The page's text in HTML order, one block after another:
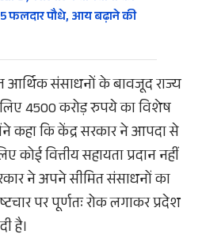
फलदार पौधे, आय बढ़ाने की
आर्थिक संसाधनों के बावजूद राज्य
4500 करोड़ रुपये का विशेष
कहा कि केंद्र सरकार ने आपदा से
कोई वित्तीय सहायता प्रदान नहीं
ने अपने सीमित संसाधनों का
पर पूर्णतः रोक लगाकर प्रदेश
है।